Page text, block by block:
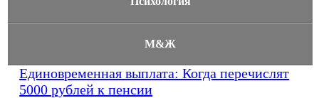
М&Ж
Единовременная выплата: Когда перечислят
5000 рублей к пенсии